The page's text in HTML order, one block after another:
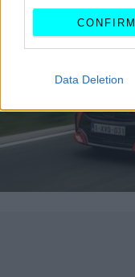
CONFIRM
Data Deletion